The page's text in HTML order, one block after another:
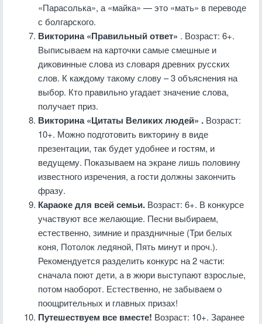
«Парасолька», а «майка» — это «мать» в переводе
с болгарского.
Викторина «Правильный ответ» . Возраст: 6+.
Выписываем на карточки самые смешные и
диковинные слова из словаря древних русских
слов. К каждому такому слову – 3 объяснения на
выбор. Кто правильно угадает значение слова,
получает приз.
Викторина «Цитаты Великих людей» . Возраст:
10+. Можно подготовить викторину в виде
презентации, так будет удобнее и гостям, и
ведущему. Показываем на экране лишь половину
известного изречения, а гости должны закончить
фразу.
Караоке для всей семьи. Возраст: 6+. В конкурсе
участвуют все желающие. Песни выбираем,
естественно, зимние и праздничные (Три белых
коня, Потолок ледяной, Пять минут и проч.).
Рекомендуется разделить конкурс на 2 части:
сначала поют дети, а в жюри выступают взрослые,
потом наоборот. Естественно, не забываем о
поощрительных и главных призах!
Путешествуем все вместе! Возраст: 10+. Заранее